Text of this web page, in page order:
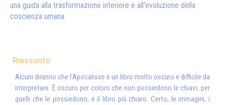
una guida alla trasformazione interiore e all'evoluzione della
coscienza umana.
Riassunto
Alcuni diranno che l’Apocalisse è un libro molto oscuro e difficile da
interpretare. È oscuro per coloro che non possiedono le chiavi; per
quelli che le possiedono, è il libro più chiaro. Certo, le immagini, i